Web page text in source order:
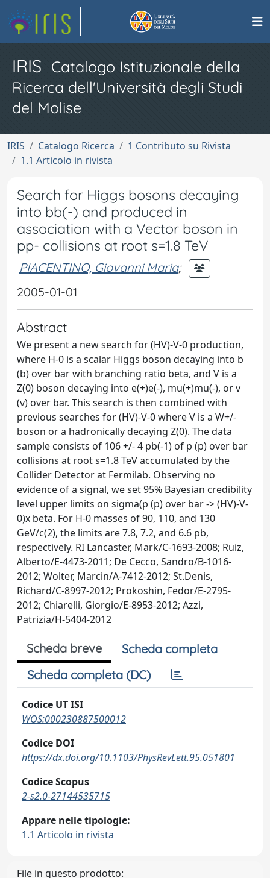
IRIS Catalogo Istituzionale della
Ricerca dell'Università degli Studi
del Molise
IRIS Catalogo Ricerca
1 Contributo su Rivista
1.1 Articolo in rivista
Search for Higgs bosons decaying
into bb(-) and produced in
association with a Vector boson in
pp- collisions at root s=1.8 TeV
PIACENTINO, Giovanni Maria;
2005-01-01
Abstract
We present a new search for (HV)-V-0 production,
where H-0 is a scalar Higgs boson decaying into b
(b) over bar with branching ratio beta, and V is a
Z(0) boson decaying into e(+)e(-), mu(+)mu(-), or v
(v) over bar. This search is then combined with
previous searches for (HV)-V-0 where V is a W+/-
boson or a hadronically decaying Z(0). The data
sample consists of 106 +/- 4 pb(-1) of p (p) over bar
collisions at root s=1.8 TeV accumulated by the
Collider Detector at Fermilab. Observing no
evidence of a signal, we set 95% Bayesian credibility
level upper limits on sigma(p (p) over bar -> (HV)-V-
0)x beta. For H-0 masses of 90, 110, and 130
GeV/c(2), the limits are 7.8, 7.2, and 6.6 pb,
respectively. RI Lancaster, Mark/C-1693-2008; Ruiz,
Alberto/E-4473-2011; De Cecco, Sandro/B-1016-
2012; Wolter, Marcin/A-7412-2012; St.Denis,
Richard/C-8997-2012; Prokoshin, Fedor/E-2795-
2012; Chiarelli, Giorgio/E-8953-2012; Azzi,
Patrizia/H-5404-2012
Scheda breve
Scheda completa
Scheda completa (DC)
Codice UT ISI
WOS:000230887500012
Codice DOI
https://dx.doi.org/10.1103/PhysRevLett.95.051801
Codice Scopus
2-s2.0-27144535715
Appare nelle tipologie:
1.1 Articolo in rivista
File in questo prodotto: